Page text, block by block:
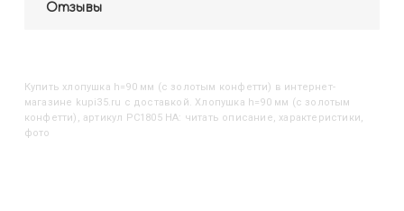
Отзывы
Купить Хлопушка h=90 мм (с золотым конфетти) в интернет-
магазине kupi35.ru с доставкой. Хлопушка h=90 мм (с золотым
конфетти), артикул РС1805 НА: читать описание, характеристики,
фото